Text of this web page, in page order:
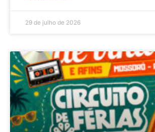
29 de julho de 2026